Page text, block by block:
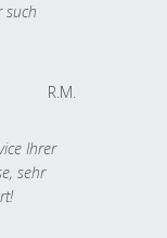
such
R.M.
Ihrer
sehr